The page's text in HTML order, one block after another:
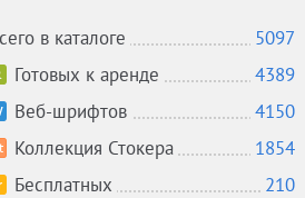
в каталоге
5097
Готовых к аренде
4389
Веб-шрифтов
4150
Коллекция Стокера
1854
Бесплатных
210